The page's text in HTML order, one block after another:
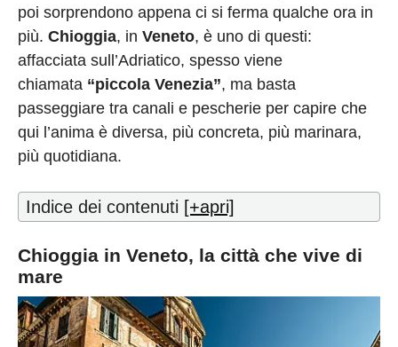
poi sorprendono appena ci si ferma qualche ora in
più. Chioggia, in Veneto, è uno di questi:
affacciata sull’Adriatico, spesso viene
chiamata “piccola Venezia”, ma basta
passeggiare tra canali e pescherie per capire che
qui l’anima è diversa, più concreta, più marinara,
più quotidiana.
Indice dei contenuti [+apri]
Chioggia in Veneto, la città che vive di
mare